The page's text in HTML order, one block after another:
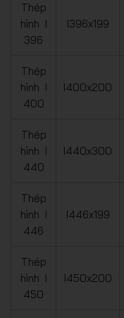
Thép
hình I
396
I396x199
Thép
hình I
400
I400x200
Thép
hình I
440
I440x300
Thép
hình I
446
I446x199
Thép
hình I
450
I450x200